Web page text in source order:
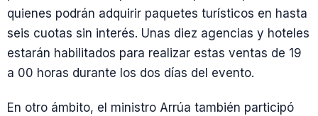
quienes podrán adquirir paquetes turísticos en hasta
seis cuotas sin interés. Unas diez agencias y hoteles
estarán habilitados para realizar estas ventas de 19
a 00 horas durante los dos días del evento.
En otro ámbito, el ministro Arrúa también participó